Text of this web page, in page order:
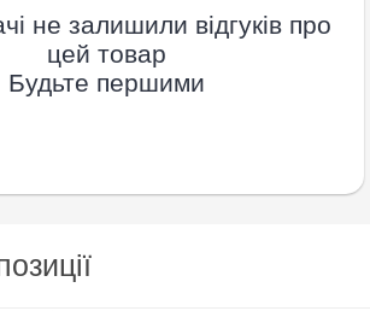
не залишили відгуків про
цей товар
Будьте першими